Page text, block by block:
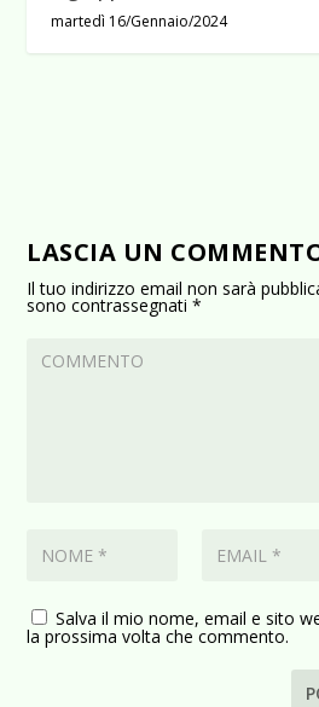
martedì 16/Gennaio/2024
LASCIA UN
Il tuo indirizzo email non sarà
sono contrassegnati*
Salva il mio nome, email e sito
la prossima volta che commento.